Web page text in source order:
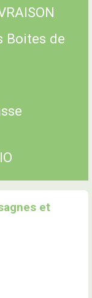
Boites de
et